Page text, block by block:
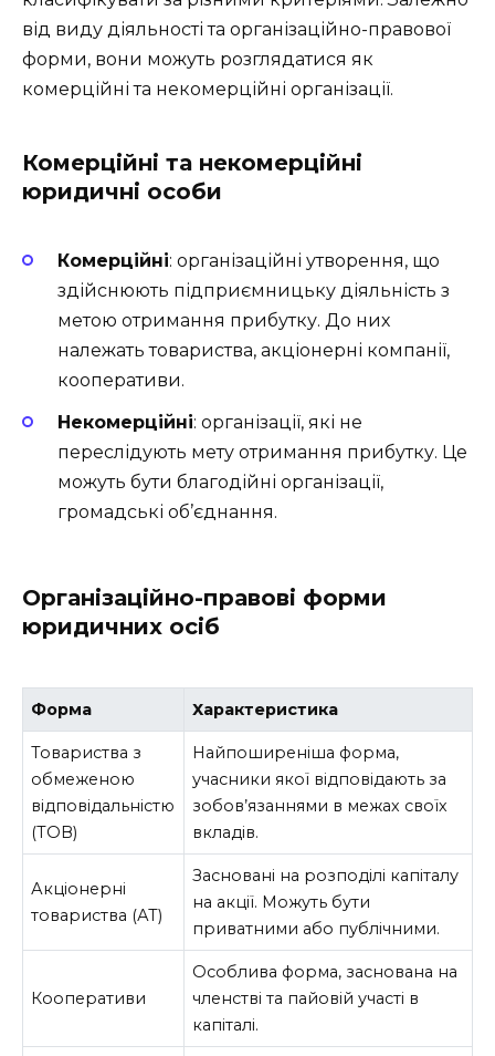
від виду діяльності та організаційно-правової
форми, вони можуть розглядатися як
комерційні та некомерційні організації.
Комерційні та некомерційні
юридичні особи
Комерційні: організаційні утворення, що
здійснюють підприємницьку діяльність з
метою отримання прибутку. До них
належать товариства, акціонерні компанії,
кооперативи.
Некомерційні: організації, які не
переслідують мету отримання прибутку. Це
можуть бути благодійні організації,
громадські об’єднання.
Організаційно-правові форми
юридичних осіб
Форма Характеристика
Товариства з
обмеженою
відповідальністю
(ТОВ)
Найпоширеніша форма,
учасники якої відповідають за
зобов’язаннями в межах своїх
вкладів.
Акціонерні
товариства (АТ)
Засновані на розподілі капіталу
на акції. Можуть бути
приватними або публічними.
Кооперативи
Особлива форма, заснована на
членстві та пайовій участі в
капіталі.